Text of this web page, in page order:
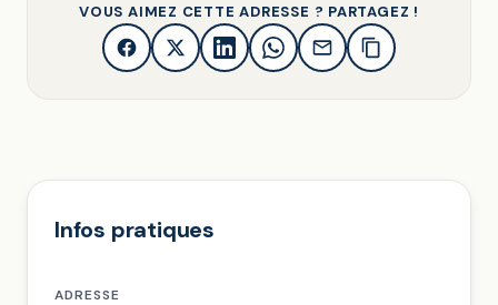
VOUS AIMEZ CETTE ADRESSE ? PARTAGEZ !
Infos pratiques
ADRESSE